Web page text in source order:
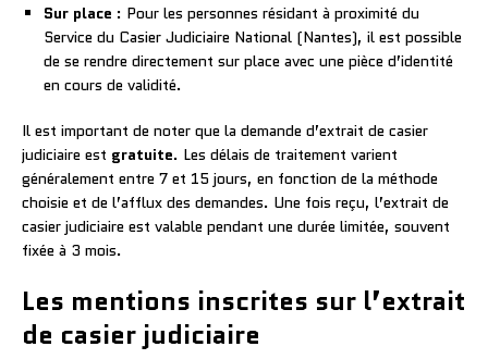
Sur place : Pour les personnes résidant à proximité du
Service du Casier Judiciaire National (Nantes), il est possible
de se rendre directement sur place avec une pièce d’identité
en cours de validité.
Il est important de noter que la demande d’extrait de casier
judiciaire est gratuite. Les délais de traitement varient
généralement entre 7 et 15 jours, en fonction de la méthode
choisie et de l’afflux des demandes. Une fois reçu, l’extrait de
casier judiciaire est valable pendant une durée limitée, souvent
fixée à 3 mois.
Les mentions inscrites sur l’extrait
de casier judiciaire